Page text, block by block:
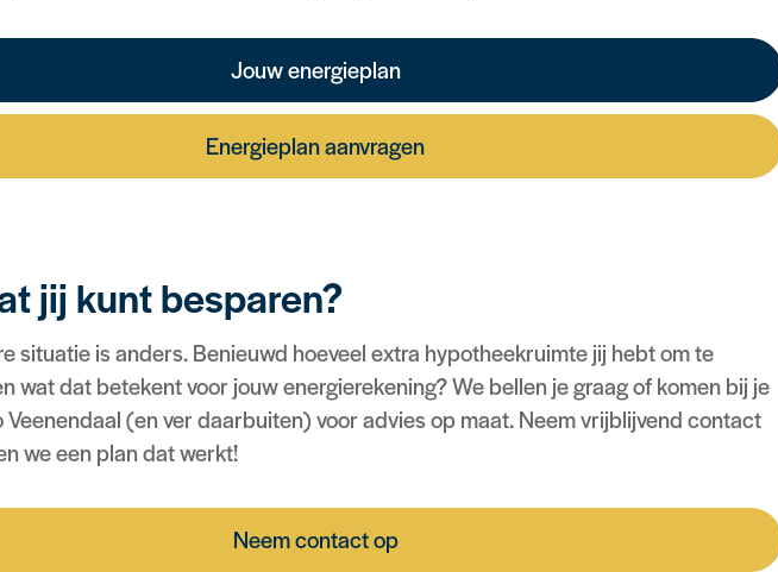
Jouw energieplan
Energieplan aanvragen
jij kunt besparen?
situatie is anders. Benieuwd hoeveel extra hypotheekruimte jij hebt om te
wat dat betekent voor jouw energierekening? We bellen je graag of komen bij je
Veenendaal (en ver daarbuiten) voor advies op maat. Neem vrijblijvend contact
we een plan dat werkt!
Neem contact op